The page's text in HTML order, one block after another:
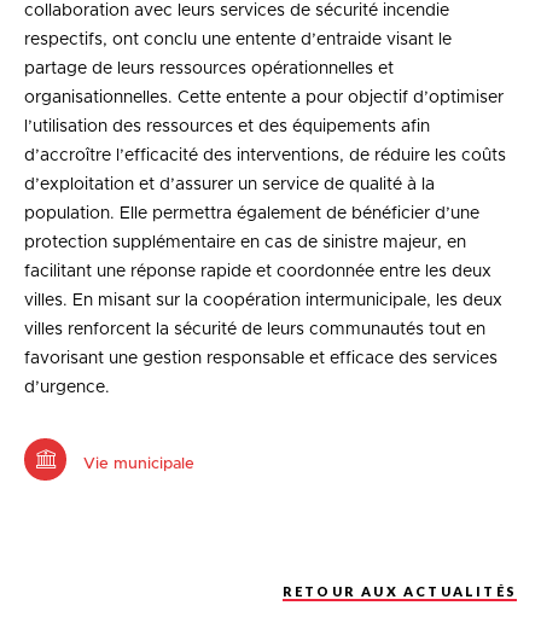
collaboration avec leurs services de sécurité incendie
respectifs, ont conclu une entente d’entraide visant le
partage de leurs ressources opérationnelles et
organisationnelles. Cette entente a pour objectif d’optimiser
l’utilisation des ressources et des équipements afin
d’accroître l’efficacité des interventions, de réduire les coûts
d’exploitation et d’assurer un service de qualité à la
population. Elle permettra également de bénéficier d’une
protection supplémentaire en cas de sinistre majeur, en
facilitant une réponse rapide et coordonnée entre les deux
villes. En misant sur la coopération intermunicipale, les deux
villes renforcent la sécurité de leurs communautés tout en
favorisant une gestion responsable et efficace des services
d’urgence.
Vie municipale
RETOUR AUX ACTUALITÉS